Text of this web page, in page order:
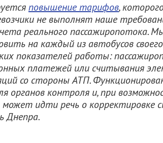
повышение тарифов,
не выполнят наше
реального пассажиропотока.
на каждый из автобусов
показателей работы:
платежей или считывания
со стороны АТП.
органов контроля и, при
идти речь о корректировке
Днепра.